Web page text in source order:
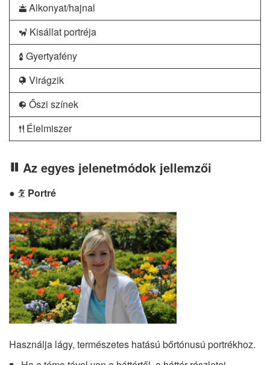
e Alkonyat/hajnal
f Kisállat portréja
g Gyertyafény
j Virágzik
z Őszi színek
0 Élelmiszer
Az egyes jelenetmódok jellemzői
k Portré
Használja lágy, természetes hatású bőrtónusú portrékhoz.